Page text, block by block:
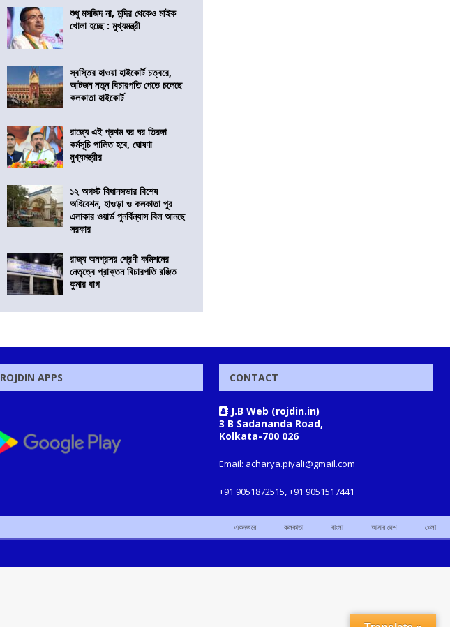
শুধু মসজিদ না, মন্দির থেকেও মাইক
খোলা হচ্ছে : মুখ্যমন্ত্রী
স্বস্তির হাওয়া হাইকোর্ট চত্বরে,
আটজন নতুন বিচারপতি পেতে চলেছে
কলকাতা হাইকোর্ট
রাজ্যে এই প্রথম ঘর ঘর তিরঙ্গা
কর্মসূচি পালিত হবে, ঘোষণা
মুখ্যমন্ত্রীর
১২ অগস্ট বিধানসভার বিশেষ
অধিবেশন, হাওড়া ও কলকাতা পুর
এলাকার ওয়ার্ড পুনর্বিন্যাস বিল আনছে
সরকার
রাজ্য অনগ্রসর শ্রেণী কমিশনের
নেতৃত্বে প্রাক্তন বিচারপতি রঞ্জিত
কুমার বাগ
ROJDIN APPS CONTACT
J.B Web (rojdin.in)
3 B Sadananda Road,
Kolkata-700 026
Email: acharya.piyali@gmail.com
+91 9051872515, +91 9051517441
একনজরে কলকাতা বাংলা আমার দেশ খেলা